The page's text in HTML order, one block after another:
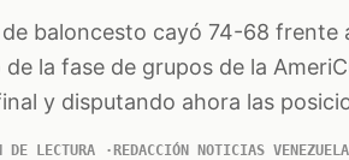
baloncesto cayó 74-68 frente
la fase de grupos de la
y disputando ahora las
DE LECTURA REDACCIÓN NOTICIAS VENEZUELA